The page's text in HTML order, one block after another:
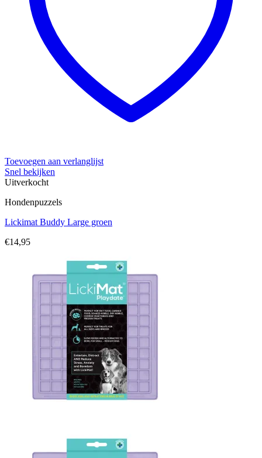
Toevoegen aan verlanglijst
Snel bekijken
Uitverkocht
Hondenpuzzels
Lickimat Buddy Large groen
€14,95